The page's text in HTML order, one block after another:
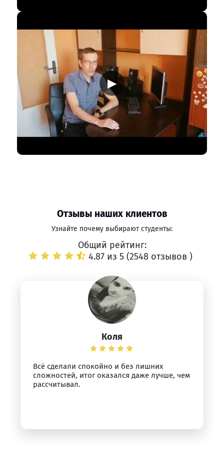
▶
Отзывы наших клиентов
Узнайте почему выбирают студенты:
Общий рейтинг:
4.87 из 5 (2548 отзывов )
Коля
Всё сделали спокойно и без лишних
сложностей, итог оказался даже лучше, чем
рассчитывал.